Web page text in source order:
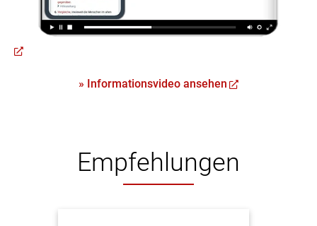
» Informationsvideo ansehen
Empfehlungen